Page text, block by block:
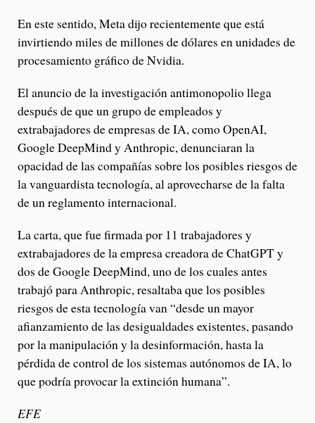
En este sentido, Meta dijo recientemente que está
invirtiendo miles de millones de dólares en unidades de
procesamiento gráfico de Nvidia.
El anuncio de la investigación antimonopolio llega
después de que un grupo de empleados y
extrabajadores de empresas de IA, como OpenAI,
Google DeepMind y Anthropic, denunciaran la
opacidad de las compañías sobre los posibles riesgos de
la vanguardista tecnología, al aprovecharse de la falta
de un reglamento internacional.
La carta, que fue firmada por 11 trabajadores y
extrabajadores de la empresa creadora de ChatGPT y
dos de Google DeepMind, uno de los cuales antes
trabajó para Anthropic, resaltaba que los posibles
riesgos de esta tecnología van “desde un mayor
afianzamiento de las desigualdades existentes, pasando
por la manipulación y la desinformación, hasta la
pérdida de control de los sistemas autónomos de IA, lo
que podría provocar la extinción humana”.
EFE